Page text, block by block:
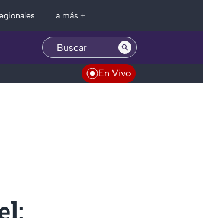
a más +
En Vivo